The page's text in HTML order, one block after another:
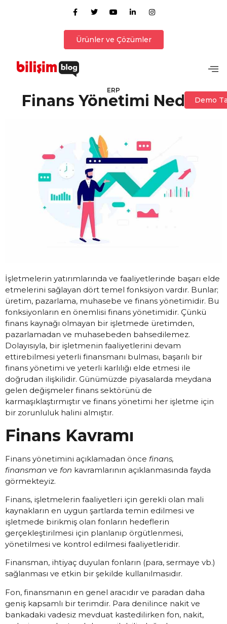
Ürünler ve Çözümler
ERP
Finans Yönetimi Nedir?
İşletmelerin yatırımlarında ve faaliyetlerinde başarı elde
etmelerini sağlayan dört temel fonksiyon vardır. Bunlar;
üretim, pazarlama, muhasebe ve finans yönetimidir. Bu
fonksiyonların en önemlisi finans yönetimidir. Çünkü
finans kaynağı olmayan bir işletmede üretimden,
pazarlamadan ve muhasebeden bahsedilemez.
Dolayısıyla, bir işletmenin faaliyetlerini devam
ettirebilmesi yeterli finansmanı bulması, başarılı bir
finans yönetimi ve yeterli karlılığı elde etmesi ile
doğrudan ilişkilidir. Günümüzde piyasalarda meydana
gelen değişmeler finans sektörünü de
karmaşıklaştırmıştır ve finans yönetimi her işletme için
bir zorunluluk halini almıştır.
Finans Kavramı
Finans yönetimini açıklamadan önce finans,
finansman ve fon kavramlarının açıklanmasında fayda
görmekteyiz.
Finans, işletmelerin faaliyetleri için gerekli olan mali
kaynakların en uygun şartlarda temin edilmesi ve
işletmede birikmiş olan fonların hedeflerin
gerçekleştirilmesi için planlanıp örgütlenmesi,
yönetilmesi ve kontrol edilmesi faaliyetleridir.
Finansman, ihtiyaç duyulan fonların (para, sermaye vb.)
sağlanması ve etkin bir şekilde kullanılmasıdır.
Fon, finansmanın en genel aracıdır ve paradan daha
geniş kapsamlı bir terimdir. Para denilince nakit ve
bankadaki vadesiz mevduat kastedilirken fon, nakit,
Demo